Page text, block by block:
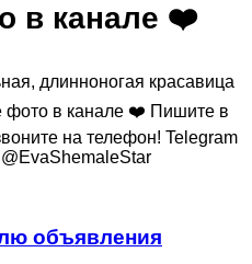
в канале ❤️
длинноногая красавица
фото в канале ❤️ Пишите в
на телефон! Telegram
объявления